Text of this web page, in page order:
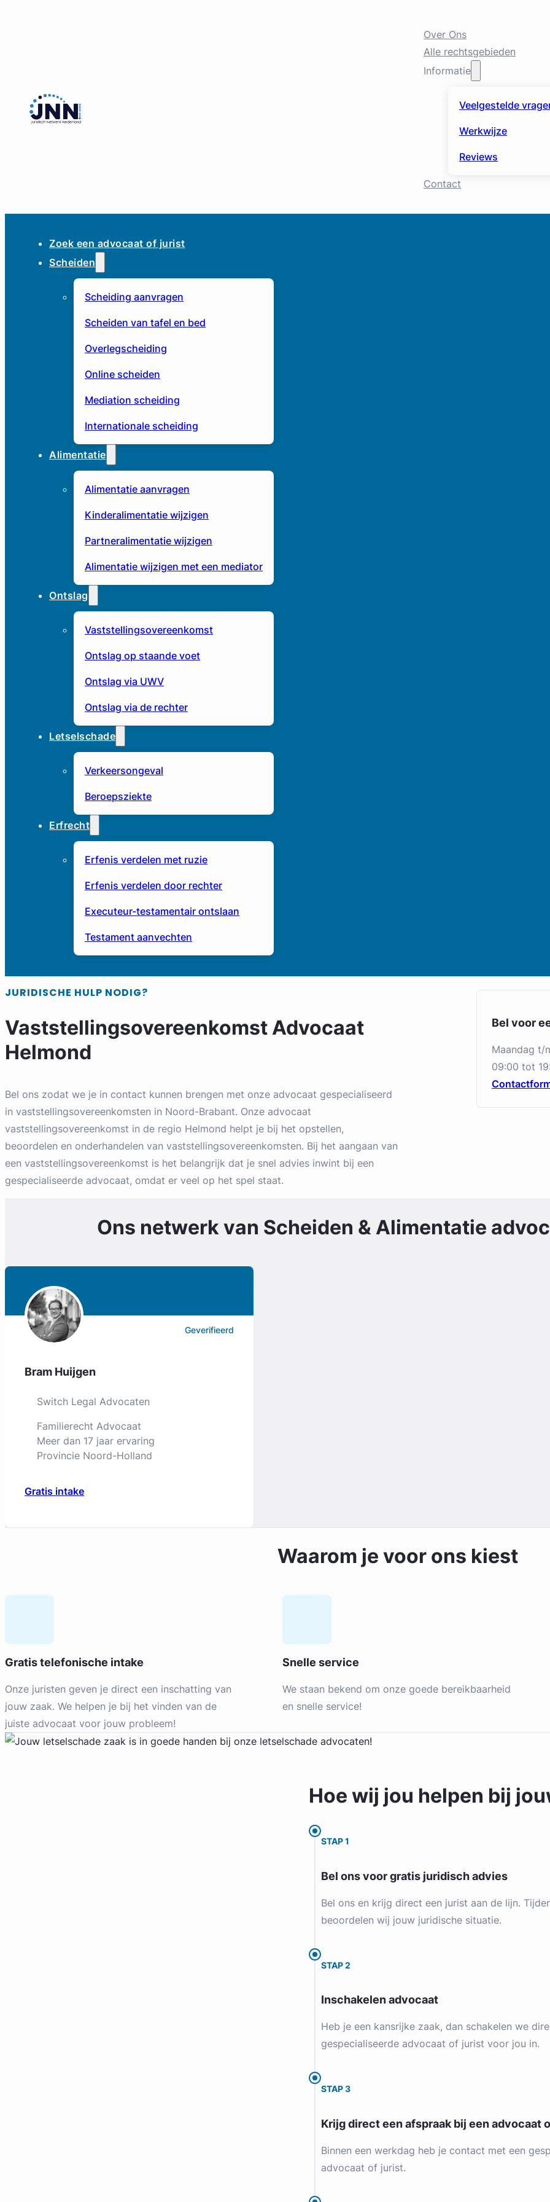
Over Ons
Alle rechtsgebieden
Informatie
Veelgestelde
Werkwijze
Reviews
Contact
Zoek een advocaat of jurist
Scheiden
Scheiding aanvragen
Scheiden van tafel en bed
Overlegscheiding
Online scheiden
Mediation scheiding
Internationale scheiding
Alimentatie
Alimentatie aanvragen
Kinderalimentatie wijzigen
Partneralimentatie wijzigen
Alimentatie wijzigen met een mediator
Ontslag
Vaststellingsovereenkomst
Ontslag op staande voet
Ontslag via UWV
Ontslag via de rechter
Letselschade
Verkeersongeval
Beroepsziekte
Erfrecht
Erfenis verdelen met ruzie
Erfenis verdelen door rechter
Executeur-testamentair ontslaan
Testament aanvechten
JURIDISCHE HULP NODIG?
Vaststellingsovereenkomst Advocaat
Helmond
Bel ons zodat we je in contact kunnen brengen met onze advocaat gespecialiseerd
in vaststellingsovereenkomsten in Noord-Brabant. Onze advocaat
vaststellingsovereenkomst in de regio Helmond helpt je bij het opstellen,
beoordelen en onderhandelen van vaststellingsovereenkomsten. Bij het aangaan van
een vaststellingsovereenkomst is het belangrijk dat je snel advies inwint bij een
gespecialiseerde advocaat, omdat er veel op het spel staat.
Bel voor
maandag
09:00 tot
Ons netwerk van Scheiden & Alimentatie
Geverifieerd
Bram Huijgen
Switch Legal Advocaten
Familierecht Advocaat
Meer dan 17 jaar ervaring
Provincie Noord-Holland
Gratis intake
Legal Advice Wanted
Arbeidsrecht, Bouwrecht,
Consumentenrecht & Verbintenissenrecht
Meer dan 5 jaar ervaring
Provincie Noord-Holland
Waarom je voor ons kiest
Gratis telefonische intake
Onze juristen geven je direct een inschatting van
jouw zaak. We helpen je bij het vinden van de
juiste advocaat voor jouw probleem!
Snelle service
We staan bekend om onze goede bereikbaarheid
en snelle service!
Hoe wij jou helpen bij
STAP 1
Bel ons voor gratis juridisch advies
Bel ons en krijg direct een jurist aan de lijn.
beoordelen wij jouw juridische situatie.
STAP 2
Inschakelen advocaat
Heb je een kansrijke zaak, dan schakelen we
gespecialiseerde advocaat of jurist voor jou in.
STAP 3
Krijg direct een afspraak bij een advocaat
Binnen een werkdag heb je contact met een
advocaat of jurist.